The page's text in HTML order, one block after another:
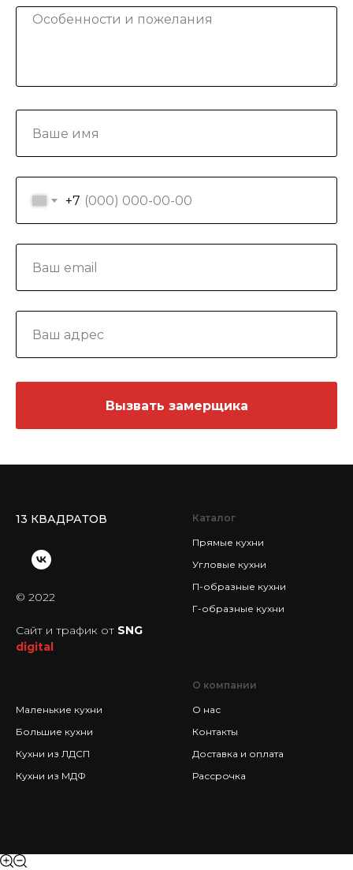
+7
Вызвать замерщика
13 КВАДРАТОВ
© 2022
Сайт и трафик от SNG
digital
Каталог
Прямые кухни
Угловые кухни
П-образные кухни
Г-образные кухни
Маленькие кухни
Большие кухни
Кухни из ЛДСП
Кухни из МДФ
О компании
О нас
Контакты
Доставка и оплата
Рассрочка